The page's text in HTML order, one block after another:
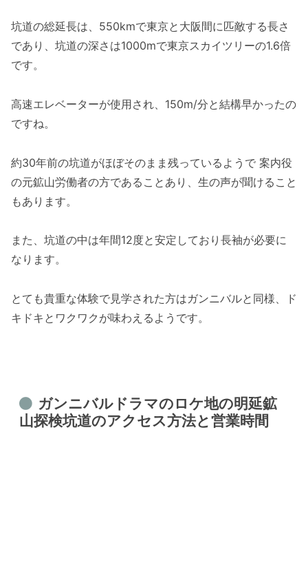
坑道の総延長は、550kmで東京と大阪間に匹敵する長さ
であり、坑道の深さは1000mで東京スカイツリーの1.6倍
です。
高速エレベーターが使用され、150m/分と結構早かったの
ですね。
約30年前の坑道がほぼそのまま残っているようで 案内役
の元鉱山労働者の方であることあり、生の声が聞けること
もあります。
また、坑道の中は年間12度と安定しており長袖が必要に
なります。
とても貴重な体験で見学された方はガンニバルと同様、ド
キドキとワクワクが味わえるようです。
ガンニバルドラマのロケ地の明延鉱
山探検坑道のアクセス方法と営業時間